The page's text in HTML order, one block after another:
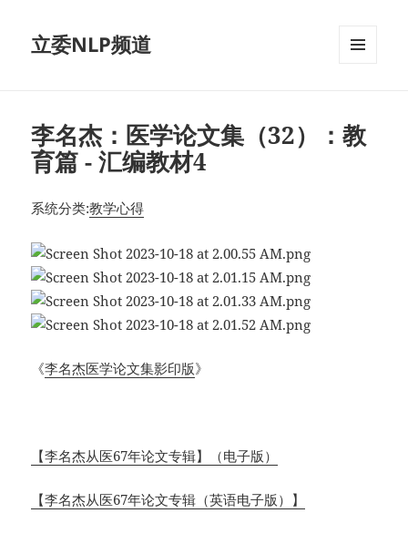
立委NLP频道
李名杰：医学论文集（32）：教
育篇 - 汇编教材4
系统分类:教学心得
《李名杰医学论文集影印版》
【李名杰从医67年论文专辑】（电子版）
【李名杰从医67年论文专辑（英语电子版）】